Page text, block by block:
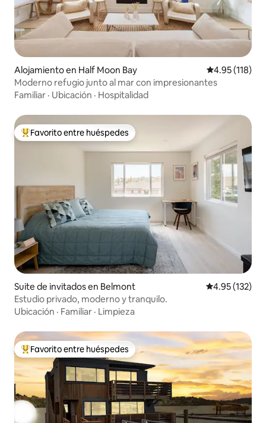
Alojamiento en Half Moon Bay Calificación
4.95 (118)
Moderno refugio junto al mar con impresionantes
Familiar · Ubicación · Hospitalidad
Favorito entre huéspedes preferido
Favorito entre huéspedes
Suite de invitados en Belmont Calificación
4.95 (132)
Estudio privado, moderno y tranquilo.
Ubicación · Familiar · Limpieza
Favorito entre huéspedes preferido
Favorito entre huéspedes